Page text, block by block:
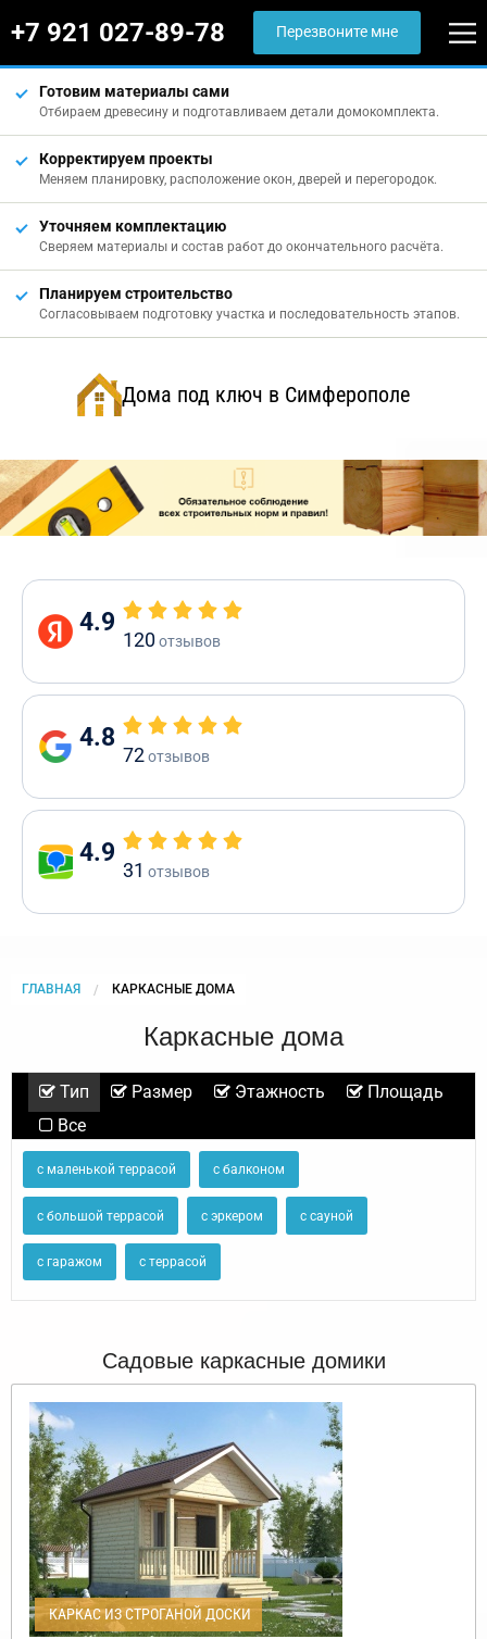
+7 921 027-89-78 Перезвоните мне
Готовим материалы сами
Отбираем древесину и подготавливаем детали домокомплекта.
Корректируем проекты
Меняем планировку, расположение окон, дверей и перегородок.
Уточняем комплектацию
Сверяем материалы и состав работ до окончательного расчёта.
Планируем строительство
Согласовываем подготовку участка и последовательность этапов.
Дома под ключ в Симферополе
4.9
120отзывов
4.8
72отзывов
4.9
31 отзывов
ГЛАВНАЯ CURRENT:
КАРКАСНЫЕ ДОМА
Каркасные дома
Тип Размер Этажность
Площадь
Все
с маленькой террасой с балконом
с большой террасой с эркером с сауной
с гаражом с террасой
Садовые каркасные домики
КАРКАС ИЗ СТРОГАНОЙ ДОСКИ